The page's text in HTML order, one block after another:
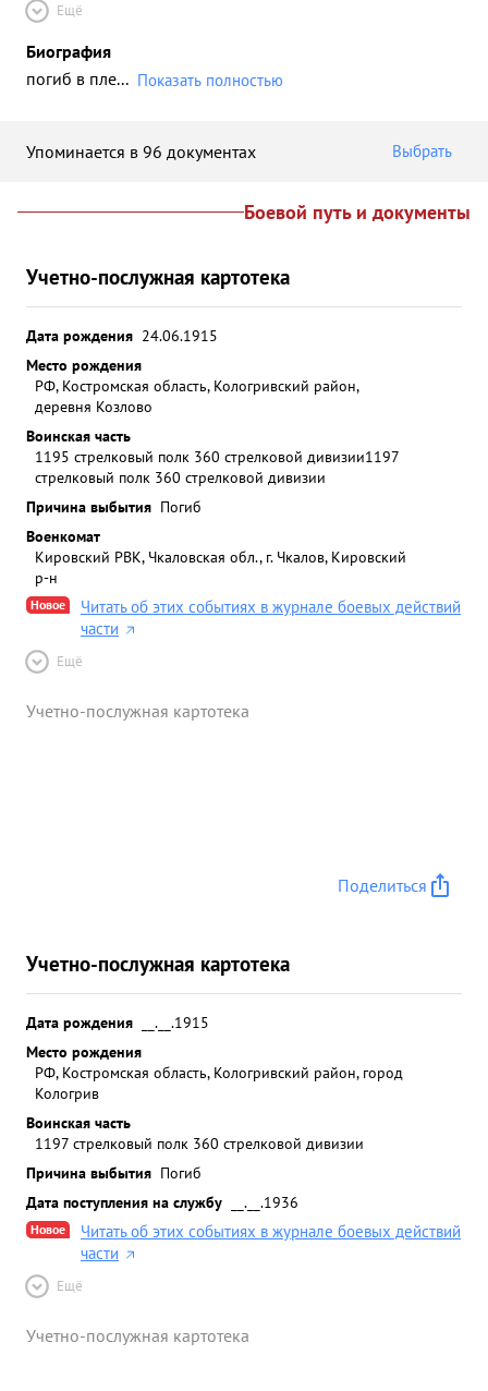
Ещё
Биография
погиб в пле... Показать полностью
Упоминается в 96 документах Выбрать
Боевой путь и документы
Учетно-послужная картотека
Дата рождения 24.06.1915
Место рождения
РФ, Костромская область, Кологривский район,
деревня Козлово
Воинская часть
1195 стрелковый полк 360 стрелковой дивизии1197
стрелковый полк 360 стрелковой дивизии
Причина выбытия Погиб
Военкомат
Кировский РВК, Чкаловская обл., г. Чкалов, Кировский
р-н
Новое
Читать об этих событиях в журнале боевых действий
части
Ещё
Учетно-послужная картотека
Поделиться
Учетно-послужная картотека
Дата рождения
__.__.1915
Место рождения
РФ, Костромская область, Кологривский район, город
Кологрив
Воинская часть
1197 стрелковый полк 360 стрелковой дивизии
Причина выбытия Погиб
Дата поступления на службу
__.__.1936
Новое
Читать об этих событиях в журнале боевых действий
части
Ещё
Учетно-послужная картотека